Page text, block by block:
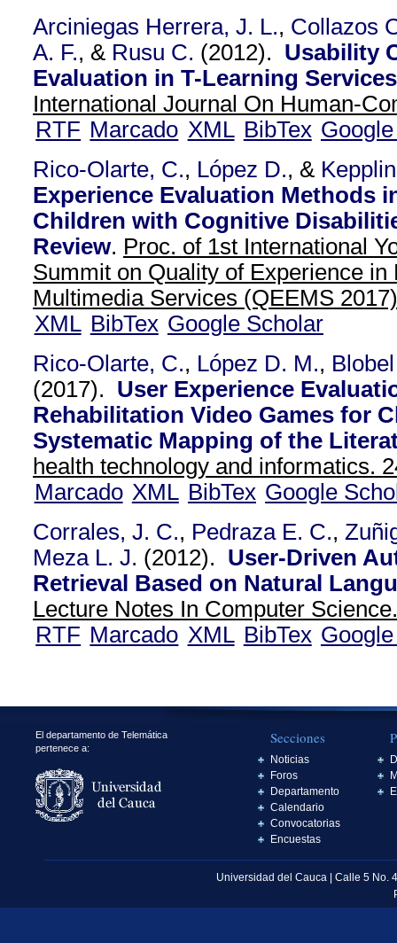
Arciniegas Herrera, J. L., Collazos
A. F., & Rusu C. (2012). Usability
Evaluation in T-Learning
International Journal On Human-
RTF Marcado XML BibTex
Rico-Olarte, C., López D., &
Experience Evaluation Methods
Children with Cognitive
Review. Proc. of 1st International
Summit on Quality of Experience in
Multimedia Services (QEEMS
XML BibTex Google Scholar
Rico-Olarte, C., López D. M.,
(2017). User Experience
Rehabilitation Video Games for
Systematic Mapping of the
health technology and informatics.
Marcado XML BibTex Google
Corrales, J. C., Pedraza E. C.,
Meza L. J. (2012). User-Driven
Retrieval Based on Natural
Lecture Notes In Computer
RTF Marcado XML BibTex
El departamento de Telemática
pertenece a:
Secciones
Noticias
Foros
Departamento
Calendario
Convocatorias
Encuestas
Universidad del Cauca | Calle 5 No.